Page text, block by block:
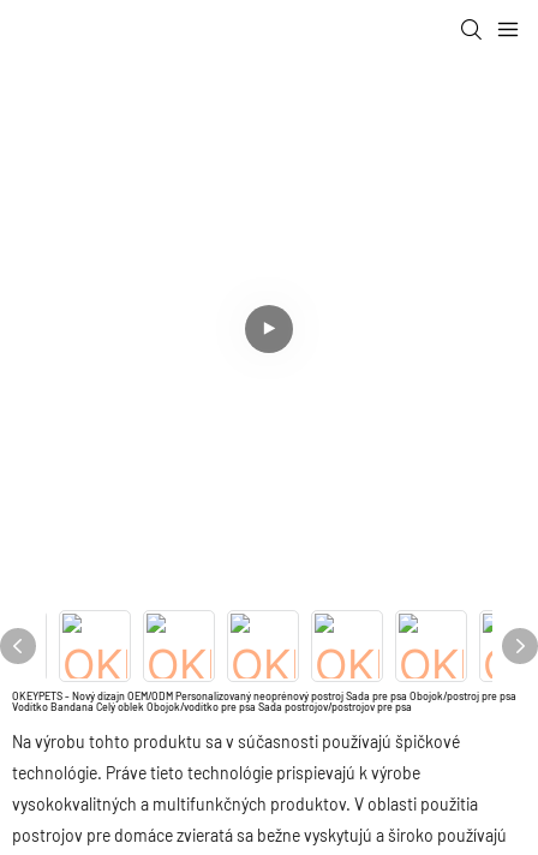
OKEYPETS - Nový dizajn OEM/ODM Personalizovaný neoprénový postroj Sada pre psa Obojok/postroj pre psa
Vodítko Bandana Celý oblek Obojok/vodítko pre psa Sada postrojov/postrojov pre psa
Na výrobu tohto produktu sa v súčasnosti používajú špičkové
technológie. Práve tieto technológie prispievajú k výrobe
vysokokvalitných a multifunkčných produktov. V oblasti použitia
postrojov pre domáce zvieratá sa bežne vyskytujú a široko používajú